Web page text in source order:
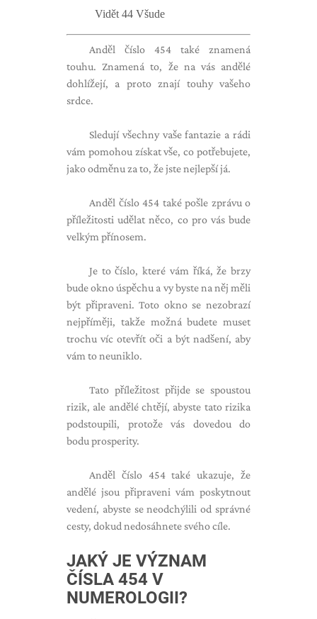
Vidět 44 Všude
Anděl číslo 454 také znamená
touhu. Znamená to, že na vás andělé
dohlížejí, a proto znají touhy vašeho
srdce.
Sledují všechny vaše fantazie a rádi
vám pomohou získat vše, co potřebujete,
jako odměnu za to, že jste nejlepší já.
Anděl číslo 454 také pošle zprávu o
příležitosti udělat něco, co pro vás bude
velkým přínosem.
Je to číslo, které vám říká, že brzy
bude okno úspěchu a vy byste na něj měli
být připraveni. Toto okno se nezobrazí
nejpříměji, takže možná budete muset
trochu víc otevřít oči a být nadšení, aby
vám to neuniklo.
Tato příležitost přijde se spoustou
rizik, ale andělé chtějí, abyste tato rizika
podstoupili, protože vás dovedou do
bodu prosperity.
Anděl číslo 454 také ukazuje, že
andělé jsou připraveni vám poskytnout
vedení, abyste se neodchýlili od správné
cesty, dokud nedosáhnete svého cíle.
JAKÝ JE VÝZNAM
ČÍSLA 454 V
NUMEROLOGII?